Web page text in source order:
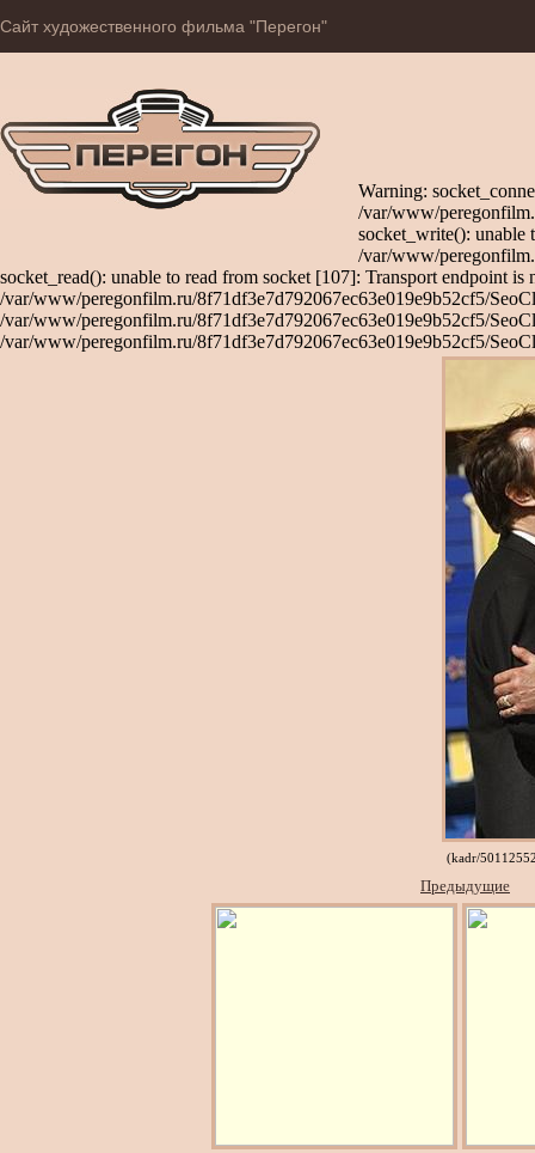
Сайт художественного фильма "Перегон"
Warning:
/var/www/
socket_write(): unable
/var/www/
socket_read(): unable to read from socket [107]: Transport endpoint is
/var/www/peregonfilm.ru/8f71df3e7d792067ec63e019e9b52cf5/
/var/www/peregonfilm.ru/8f71df3e7d792067ec63e019e9b52cf5/
/var/www/peregonfilm.ru/8f71df3e7d792067ec63e019e9b52cf5/
(kadr/
Предыдущие